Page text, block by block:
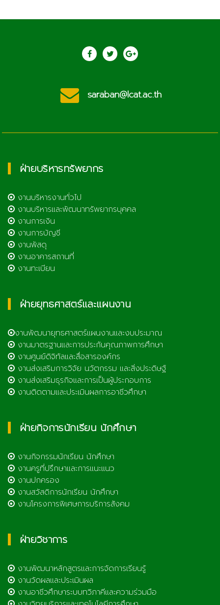
saraban@lcat.ac.th
ฝ่ายบริหารทรัพยากร
งานบริหารงานทั่วไป
งานบริหารและพัฒนาทรัพยากรบุคคล
งานการเงิน
งานการบัญชี
งานพัสดุ
งานอาคารสถานที่
งานทะเบียน
ฝ่ายยุทธศาสตร์และแผนงาน
งานพัฒนายุทธศาสตร์แผนงานและงบประมาณ
งานมาตรฐานและการประกันคุณภาพการศึกษา
งานศูนย์ดิจิทัลและสื่อสารองค์กร
งานส่งเสริมการวิจัย นวัตกรรม และสิ่งประดิษฐ์
งานส่งเสริมธุรกิจและการเป็นผู้ประกอบการ
งานติดตามและประเมินผลการอาชีวศึกษา
ฝ่ายกิจการนักเรียน นักศึกษา
งานกิจกรรมนักเรียน นักศึกษา
งานครูที่ปรึกษาและการแนะแนว
งานปกครอง
งานสวัสดิการนักเรียน นักศึกษา
งานโครงการพิเศษการบริการสังคม
ฝ่ายวิชาการ
งานพัฒนาหลักสูตรและการจัดการเรียนรู้
งานวัดผลและประเมินผล
งานอาชีวศึกษาระบบทวิภาคีและความร่วมมือ